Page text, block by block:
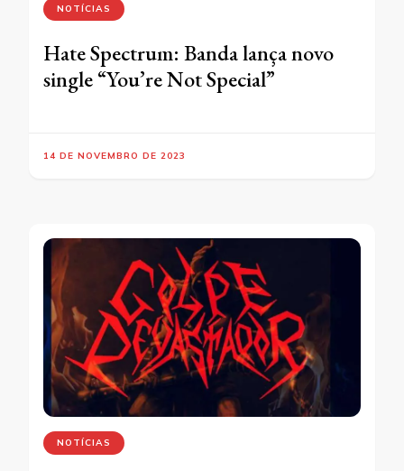
NOTÍCIAS
Hate Spectrum: Banda lança novo
single “You’re Not Special”
14 DE NOVEMBRO DE 2023
NOTÍCIAS